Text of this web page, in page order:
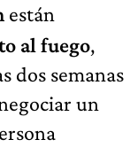
están
al fuego,
dos semanas
un